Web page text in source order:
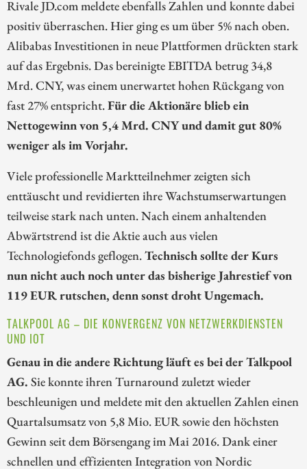
Rivale JD.com meldete ebenfalls Zahlen und konnte dabei
positiv überraschen. Hier ging es um über 5% nach oben.
Alibabas Investitionen in neue Plattformen drückten stark
auf das Ergebnis. Das bereinigte EBITDA betrug 34,8
Mrd. CNY, was einem unerwartet hohen Rückgang von
fast 27% entspricht.Für die Aktionäre blieb ein
Nettogewinn von 5,4 Mrd. CNY und damit gut 80%
weniger als im Vorjahr.
Viele professionelle Marktteilnehmer zeigten sich
enttäuscht und revidierten ihre Wachstumserwartungen
teilweise stark nach unten. Nach einem anhaltenden
Abwärtstrend ist die Aktie auch aus vielen
Technologiefonds geflogen.Technisch sollte der Kurs
nun nicht auch noch unter das bisherige Jahrestief von
119 EUR rutschen, denn sonst droht Ungemach.
TALKPOOL AG – DIE KONVERGENZ VON NETZWERKDIENSTEN
UND IOT
Genau in die andere Richtung läuft es bei der Talkpool
AG. Sie konnte ihren Turnaround zuletzt wieder
beschleunigen und meldete mit den aktuellen Zahlen einen
Quartalsumsatz von 5,8 Mio. EUR sowie den höchsten
Gewinn seit dem Börsengang im Mai 2016. Dank einer
schnellen und effizienten Integration von Nordic